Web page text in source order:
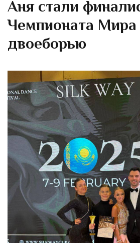
Аня стали
Чемпионата
двоеборью